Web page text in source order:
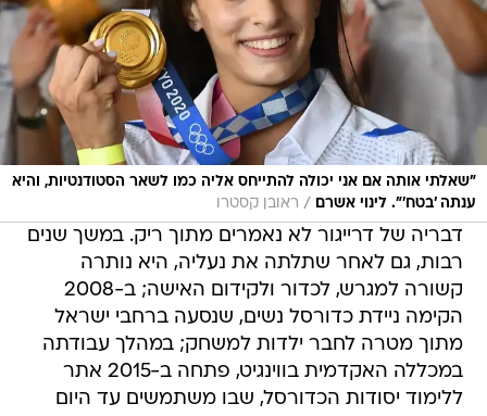
"שאלתי אותה אם אני יכולה להתייחס אליה כמו לשאר הסטודנטיות, והיא
ענתה 'בטח'". לינוי אשרם
/ ראובן קסטרו
דבריה של דרייגור לא נאמרים מתוך ריק. במשך שנים
רבות, גם לאחר שתלתה את נעליה, היא נותרה
קשורה למגרש, לכדור ולקידום האישה; ב-2008
הקימה ניידת כדורסל נשים, שנסעה ברחבי ישראל
מתוך מטרה לחבר ילדות למשחק; במהלך עבודתה
במכללה האקדמית בווינגיט, פתחה ב-2015 אתר
ללימוד יסודות הכדורסל, שבו משתמשים עד היום